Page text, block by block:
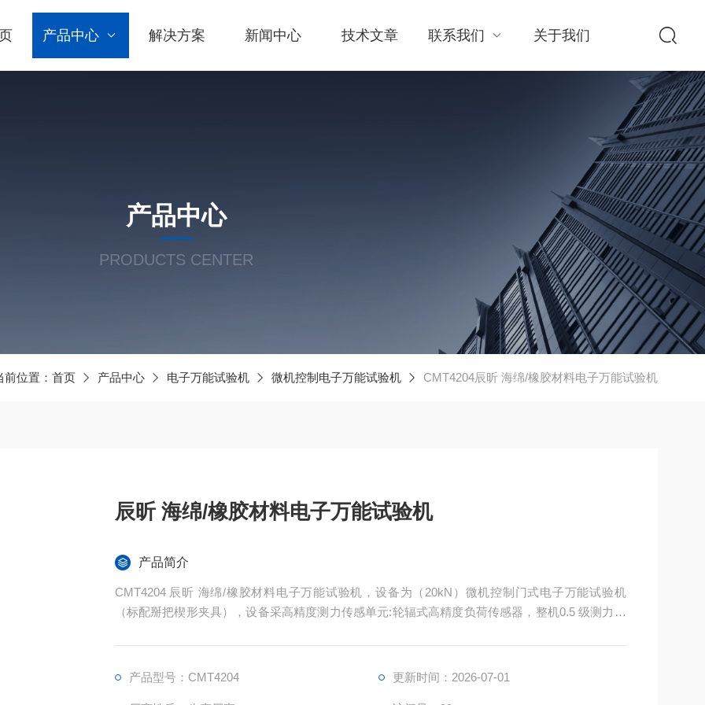
产品中心 解决方案 新闻中心 技术文章 联系我们 关于我们
产品中心
PRODUCTS CENTER
前位置： 首页 产品中心 电子万能试验机 微机控制电子万能试验机 CMT4204辰昕 海绵/橡胶材料电子万能试验机
辰昕 海绵/橡胶材料电子万能试验机
产品简介
CMT4204 辰昕 海绵/橡胶材料电子万能试验机，设备为（20kN）微机控制门式电子万能试验机
（标配掰把楔形夹具），设备采高精度测力传感单元:轮辐式高精度负荷传感器，整机0.5 级测力精
验收、工程送检合规要求。
产品型号：CMT4204 更新时间：2026-07-01